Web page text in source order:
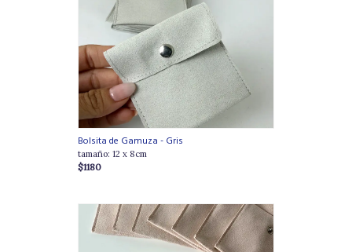
Bolsita de Gamuza - Gris
tamaño: 12 x 8cm
$1180